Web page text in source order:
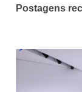
Postagens